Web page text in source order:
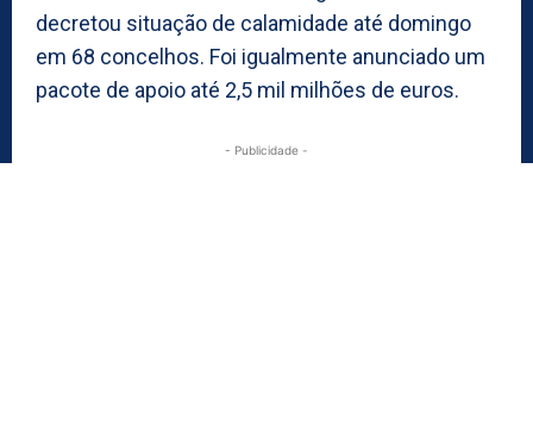
decretou situação de calamidade até domingo
em 68 concelhos. Foi igualmente anunciado um
pacote de apoio até 2,5 mil milhões de euros.
- Publicidade -